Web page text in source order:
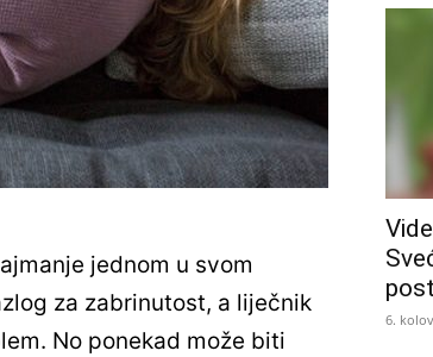
jednom u svom
za zabrinutost, a liječnik
No ponekad može biti
6.